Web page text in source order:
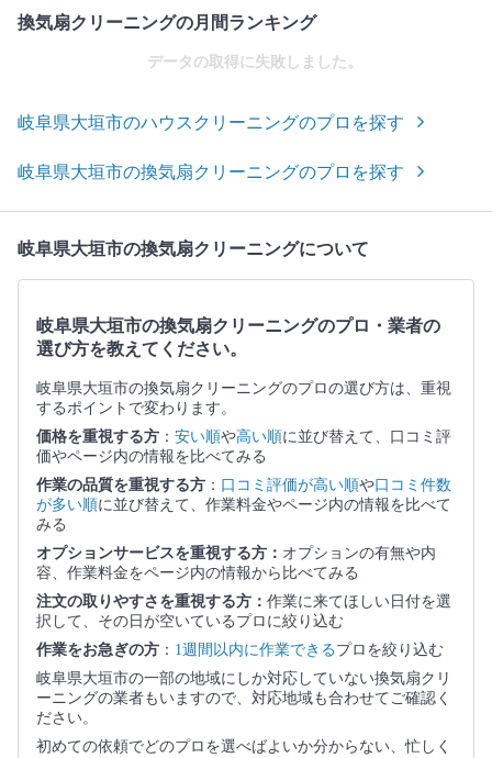
換気扇クリーニングの月間ランキング
データの取得に失敗しました。
岐阜県大垣市のハウスクリーニングのプロを探す
岐阜県大垣市の換気扇クリーニングのプロを探す
岐阜県大垣市の換気扇クリーニングについて
岐阜県大垣市の換気扇クリーニングのプロ・業者の
選び方を教えてください。
岐阜県大垣市の換気扇クリーニングのプロの選び方は、重視
するポイントで変わります。
価格を重視する方 ： 安い順や高い順に並び替えて、口コミ評
価やページ内の情報を比べてみる
作業の品質を重視する方 ： 口コミ評価が高い順や口コミ件数
が多い順に並び替えて、作業料金やページ内の情報を比べて
みる
オプションサービスを重視する方： オプションの有無や内
容、作業料金をページ内の情報から比べてみる
注文の取りやすさを重視する方： 作業に来てほしい日付を選
択して、その日が空いているプロに絞り込む
作業をお急ぎの方 ： 1週間以内に作業できるプロを絞り込む
岐阜県大垣市の一部の地域にしか対応していない換気扇クリ
ーニングの業者もいますので、対応地域も合わせてご確認く
ださい。
初めての依頼でどのプロを選べばよいか分からない、忙しく